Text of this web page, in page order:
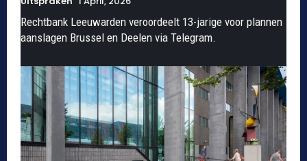
Rechtbank Leeuwarden veroordeelt 13-jarige voor plannen
aanslagen Brussel en Deelen via Telegram.